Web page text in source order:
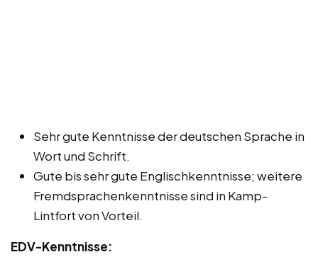
Sehr gute Kenntnisse der deutschen Sprache in
Wort und Schrift.
Gute bis sehr gute Englischkenntnisse; weitere
Fremdsprachenkenntnisse sind in Kamp-
Lintfort von Vorteil.
EDV-Kenntnisse: